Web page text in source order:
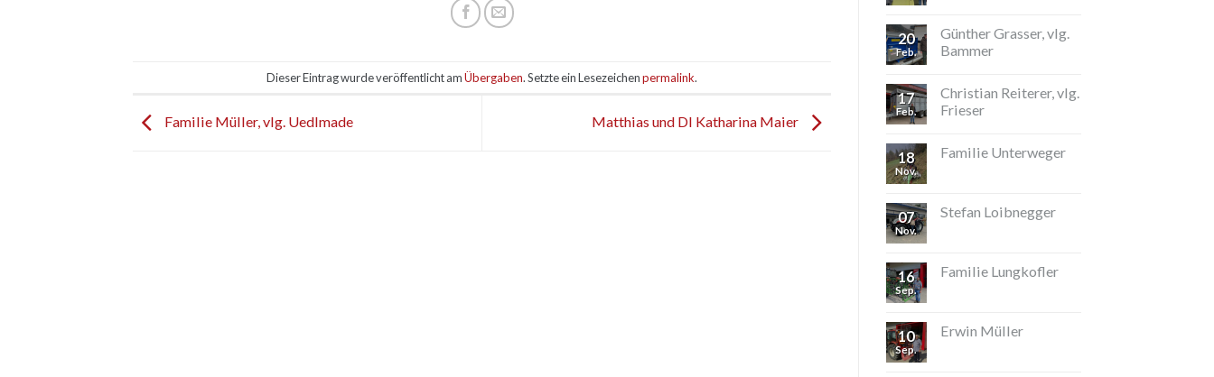
Dieser Eintrag wurde veröffentlicht amÜbergaben. Setzte ein Lesezeichenpermalink.
Familie Müller, vlg. Uedlmade Matthias und DI Katharina Maier
20
Feb.
Günther Grasser, vlg.
Bammer
17
Feb.
Christian Reiterer, vlg.
Frieser
18
Nov.
Familie Unterweger
07
Nov.
Stefan Loibnegger
16
Sep.
Familie Lungkofler
10
Sep.
Erwin Müller